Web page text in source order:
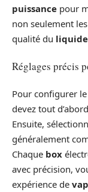
puissance pour
non seulement
qualité du liquide
Réglages précis
Pour configurer le
devez tout
Ensuite,
généralement
Chaque box
avec précision,
expérience de